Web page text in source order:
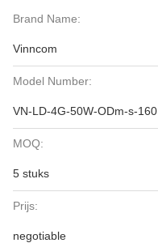
Brand Name:
Vinncom
Model Number:
VN-LD-4G-50W-ODm-s-160
MOQ:
5 stuks
Prijs:
negotiable